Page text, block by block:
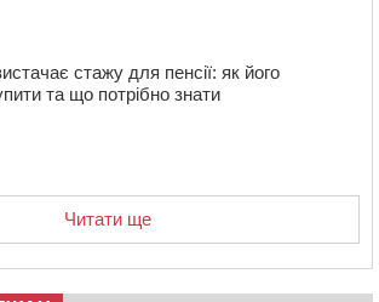
стажу для пенсії: як його
та що потрібно знати
Читати ще